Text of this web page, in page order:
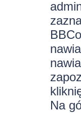
Na